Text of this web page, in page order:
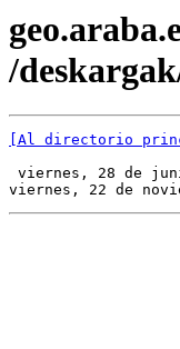
/
[Al directorio
viernes, 28 de
viernes, 22 de